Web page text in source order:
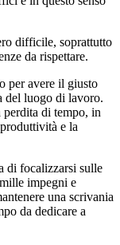
difficile, soprattutto
da rispettare.
per avere il giusto
del luogo di lavoro.
perdita di tempo, in
e la
di focalizzarsi sulle
impegni e
una scrivania
da dedicare a